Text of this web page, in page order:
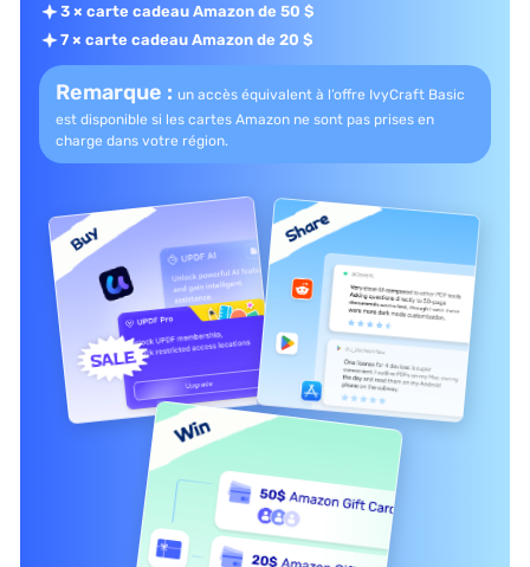
3 × carte cadeau Amazon de 50 $
7 × carte cadeau Amazon de 20 $
Remarque : un accès équivalent à l’offre IvyCraft Basic
est disponible si les cartes Amazon ne sont pas prises en
charge dans votre région.